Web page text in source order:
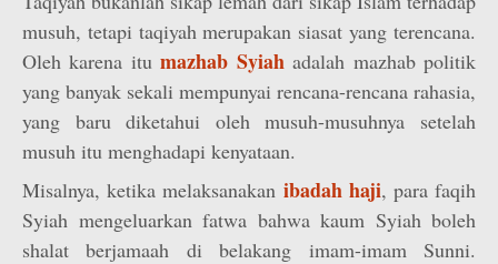
musuh, tetapi taqiyah merupakan siasat yang terencana.
Oleh karena itumazhab Syiahadalah mazhab politik
yang banyak sekali mempunyai rencana-rencana rahasia,
yang baru diketahui oleh musuh-musuhnya setelah
musuh itu menghadapi kenyataan.
Misalnya, ketika melaksanakan ibadah haji, para faqih
Syiah mengeluarkan fatwa bahwa kaum Syiah boleh
shalat berjamaah di belakang imam-imam Sunni.